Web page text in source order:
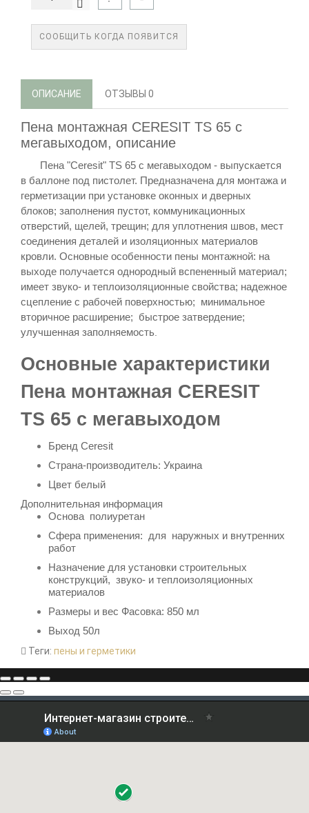
СООБЩИТЬ КОГДА ПОЯВИТСЯ
ОПИСАНИЕ ОТЗЫВЫ 0
Пена монтажная CERESIT TS 65 с
мегавыходом, описание
Пена "Ceresit" TS 65 с мегавыходом - выпускается
в баллоне под пистолет. Предназначена для монтажа и
герметизации при установке оконных и дверных
блоков; заполнения пустот, коммуникационных
отверстий, щелей, трещин; для уплотнения швов, мест
соединения деталей и изоляционных материалов
кровли. Основные особенности пены монтажной: на
выходе получается однородный вспененный материал;
имеет звуко- и теплоизоляционные свойства; надежное
сцепление с рабочей поверхностью; минимальное
вторичное расширение; быстрое затвердение;
улучшенная заполняемость
Основные характеристики
Пена монтажная CERESIT
TS 65 с мегавыходом
Бренд Ceresit
Страна-производитель: Украина
Цвет белый
Дополнительная информация
Основа полиуретан
Сфера применения: для наружных и внутренних
работ
Назначение для установки строительных
конструкций, звуко- и теплоизоляционных
материалов
Размеры и вес Фасовка: 850 мл
Выход 50л
Теги: пены и герметики